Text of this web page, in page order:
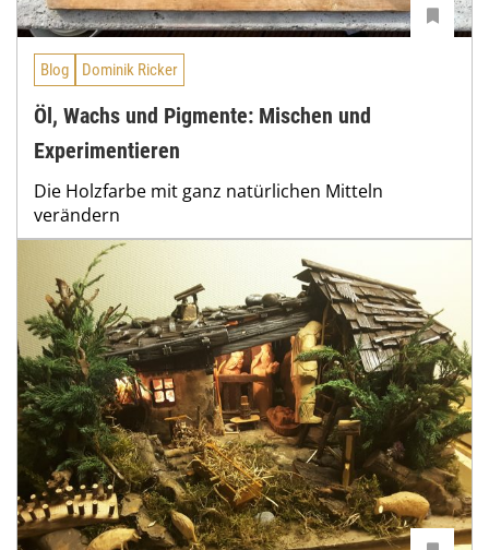
Blog Dominik Ricker
Öl, Wachs und Pigmente: Mischen und
Experimentieren
Die Holzfarbe mit ganz natürlichen Mitteln
verändern